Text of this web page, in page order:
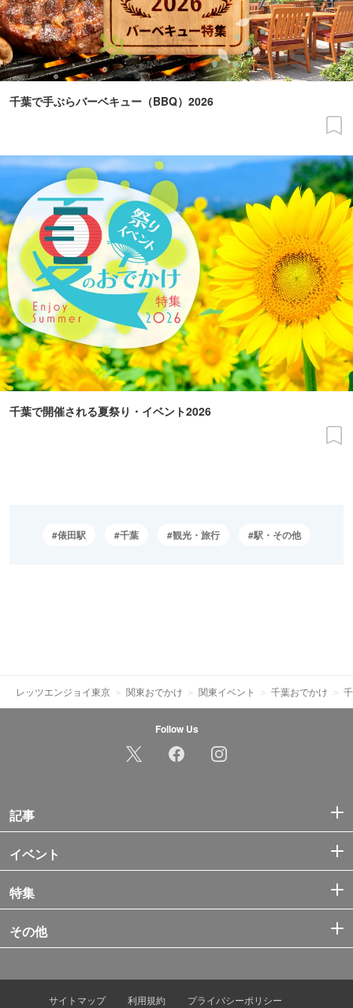
千葉で手ぶらバーベキュー（BBQ）2026
千葉で開催される夏祭り・イベント2026
俵田駅 千葉 観光・旅行 駅・その他
レッツエンジョイ東京 関東おでかけ 関東イベント 千葉おでかけ
Follow Us
記事
イベント
特集
その他
サイトマップ 利用規約 プライバシーポリシー